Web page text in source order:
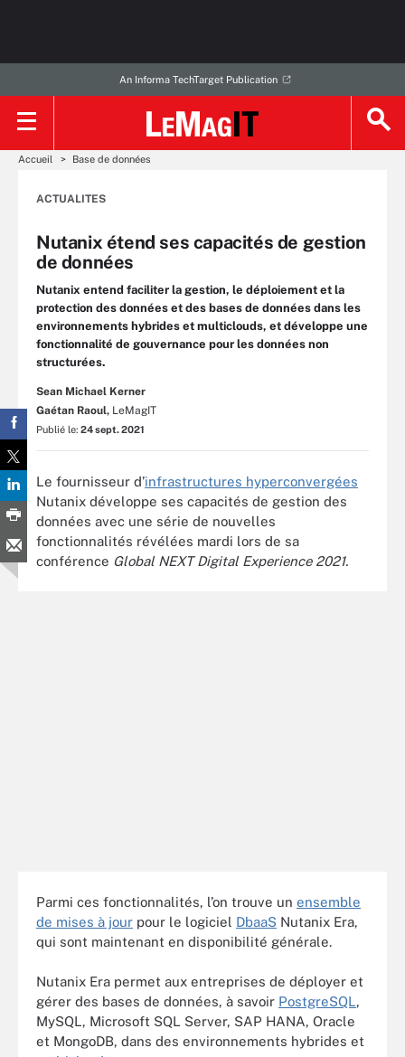
An Informa TechTarget Publication
Accueil Base de données
ACTUALITES
Nutanix étend ses capacités de gestion
de données
Nutanix entend faciliter la gestion, le déploiement et la
protection des données et des bases de données dans les
environnements hybrides et multiclouds, et développe une
fonctionnalité de gouvernance pour les données non
structurées.
Sean Michael Kerner
Gaétan Raoul, LeMagIT
Publié le: 24 sept. 2021
Le fournisseur d’infrastructures hyperconvergées
Nutanix développe ses capacités de gestion des
données avec une série de nouvelles
fonctionnalités révélées mardi lors de sa
conférence Global NEXT Digital Experience 2021.
Parmi ces fonctionnalités, l’on trouve un ensemble
de mises à jour pour le logiciel DbaaS Nutanix Era,
qui sont maintenant en disponibilité générale.
Nutanix Era permet aux entreprises de déployer et
gérer des bases de données, à savoir PostgreSQL,
MySQL, Microsoft SQL Server, SAP HANA, Oracle
et MongoDB, dans des environnements hybrides et